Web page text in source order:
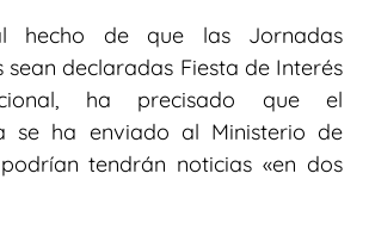
hecho de que las Jornadas
sean declaradas Fiesta de Interés
ha precisado que el
se ha enviado al Ministerio de
tendrán noticias «en dos